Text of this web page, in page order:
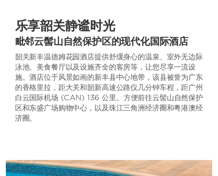
乐享韶关静谧时光
毗邻云髻山自然保护区的现代化国际酒店
韶关新丰温德姆花园酒店提供舒缓身心的温泉、室外无边际
泳池、美食餐厅以及设施齐全的客房等，让您尽享一流设
施。酒店位于风景如画的新丰县中心地带，该县被誉为广东
的香格里拉，距大关和韶新高速公路仅几分钟车程，距广州
白云国际机场 (CAN) 136 公里。方便前往云髻山自然保护
区和东盛广场购物中心，以及珠江三角洲经济圈和粤港澳经
济圈。